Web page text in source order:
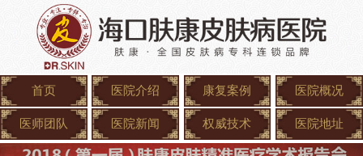
首页 医院介绍 康复案例 医院概况
医师团队 医院新闻 权威技术 医院地址